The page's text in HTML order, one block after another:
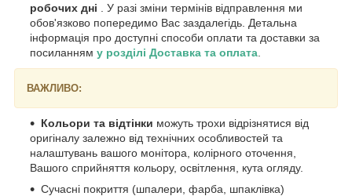
робочих дні . У разі зміни термінів відправлення ми
обов'язково попередимо Вас заздалегідь. Детальна
інформація про доступні способи оплати та доставки за
посиланням у розділі Доставка та оплата
ВАЖЛИВО:
Кольори та відтінки можуть трохи відрізнятися від
оригіналу залежно від технічних особливостей та
налаштувань вашого монітора, колірного оточення,
Вашого сприйняття кольору, освітлення, кута огляду.
Сучасні покриття (шпалери, фарба, шпаклівка)